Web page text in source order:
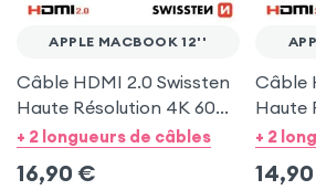
APPLE MACBOOK 12''
Câble HDMI 2.0 Swissten
Haute Résolution 4K 60Hz
3m Noir
+ 2 longueurs de câbles
16,90 €
Câble
Haute
4K/
+ 2
14,90